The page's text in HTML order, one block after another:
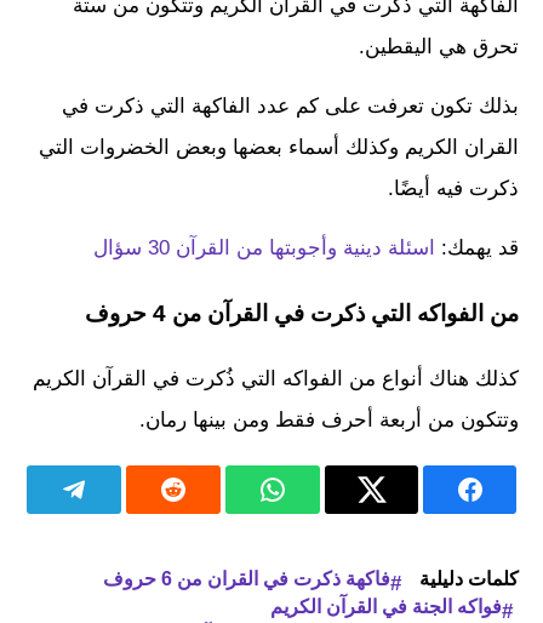
الفاكهة التي ذكرت في القرآن الكريم وتتكون من ستة
تحرق هي اليقطين.
بذلك تكون تعرفت على كم عدد الفاكهة التي ذكرت في
القران الكريم وكذلك أسماء بعضها وبعض الخضروات التي
ذكرت فيه أيضًا.
قد يهمك: اسئلة دينية وأجوبتها من القرآن 30 سؤال
من الفواكه التي ذكرت في القرآن من 4 حروف
كذلك هناك أنواع من الفواكه التي ذُكرت في القرآن الكريم
وتتكون من أربعة أحرف فقط ومن بينها رمان.
كلمات دليلية
فاكهة ذكرت في القران من 6 حروف
فواكه الجنة في القرآن الكريم